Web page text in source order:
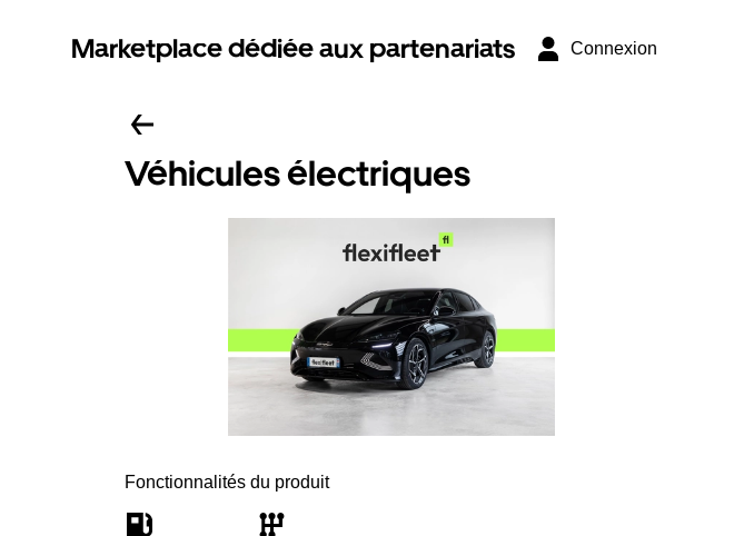
Marketplace dédiée aux partenariats Connexion
Véhicules électriques
Fonctionnalités du produit